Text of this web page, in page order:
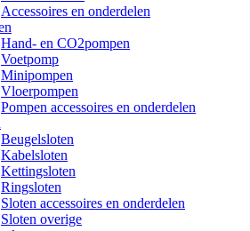
Accessoires en onderdelen
Hand- en CO2pompen
Voetpomp
Minipompen
Vloerpompen
Pompen accessoires en onderdelen
Beugelsloten
Kabelsloten
Kettingsloten
Ringsloten
Sloten accessoires en onderdelen
Sloten overige